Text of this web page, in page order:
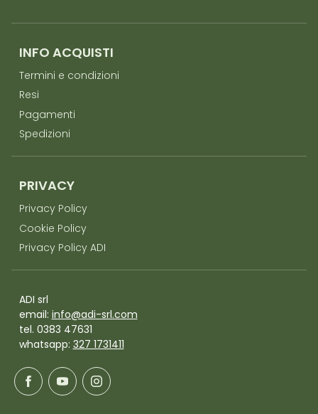
INFO ACQUISTI
Termini e condizioni
Resi
Pagamenti
Spedizioni
PRIVACY
Privacy Policy
Cookie Policy
Privacy Policy ADI
ADI srl
email: info@adi-srl.com
tel. 0383 47631
whatsapp: 327 1731411